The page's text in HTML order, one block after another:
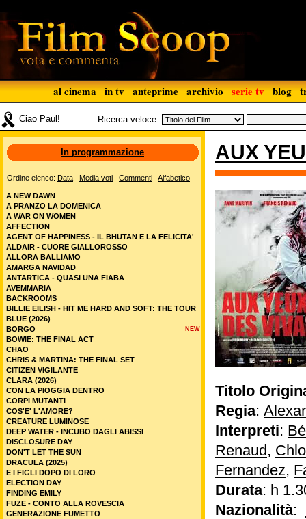
al cinema in tv anteprime archivio serie tv blog
Ciao Paul! Ricerca veloce:
AUX
Titolo
Regia:
Interpreti:
Renaud,
Fernandez,
Durata: h
Nazionalità:
In programmazione
Ordine elenco: Data Media voti Commenti Alfabetico
A NEW DAWN
A PRANZO LA DOMENICA
A WAR ON WOMEN
AFFECTION
AGENT OF HAPPINESS - IL BHUTAN E LA FELICITA'
ALDAIR - CUORE GIALLOROSSO
ALLORA BALLIAMO
AMARGA NAVIDAD
ANTARTICA - QUASI UNA FIABA
AVEMMARIA
BACKROOMS
BILLIE EILISH - HIT ME HARD AND SOFT: THE TOUR
BLUE (2026)
NEW
BORGO
BOWIE: THE FINAL ACT
CHAO
CHRIS & MARTINA: THE FINAL SET
CITIZEN VIGILANTE
CLARA (2026)
CON LA PIOGGIA DENTRO
CORPI MUTANTI
COS'E' L'AMORE?
CREATURE LUMINOSE
DEEP WATER - INCUBO DAGLI ABISSI
DISCLOSURE DAY
DON'T LET THE SUN
DRACULA (2025)
E I FIGLI DOPO DI LORO
ELECTION DAY
FINDING EMILY
FUZE - CONTO ALLA ROVESCIA
GENERAZIONE FUMETTO